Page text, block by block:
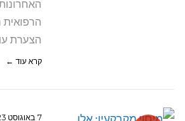
הרפואית
הצערת
קרא עוד ←
7 באוגוסט 2023